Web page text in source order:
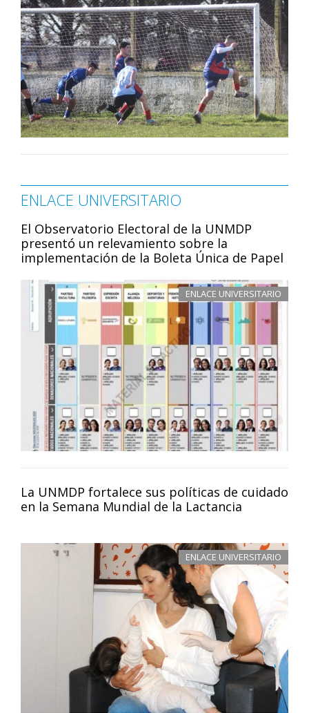
ENLACE UNIVERSITARIO
El Observatorio Electoral de la UNMDP
presentó un relevamiento sobre la
implementación de la Boleta Única de Papel
ENLACE UNIVERSITARIO
La UNMDP fortalece sus políticas de cuidado
en la Semana Mundial de la Lactancia
ENLACE UNIVERSITARIO